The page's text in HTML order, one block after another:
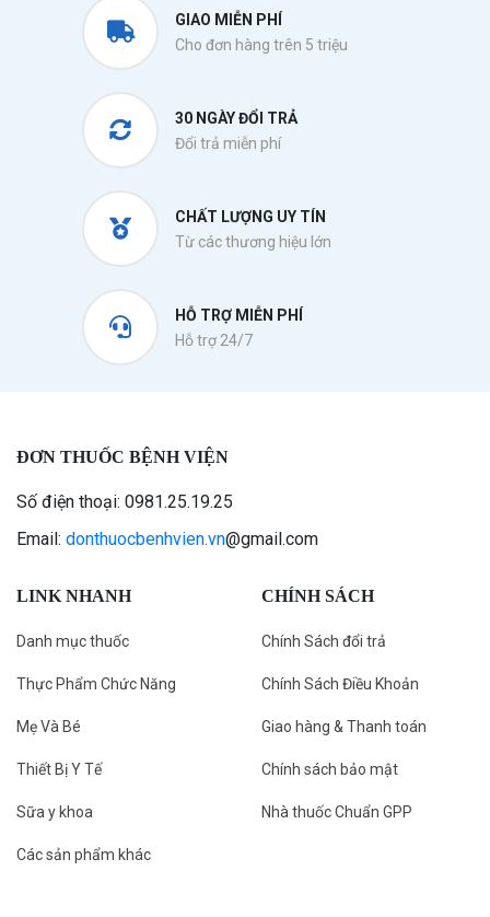
GIAO MIỄN PHÍ
Cho đơn hàng trên 5 triệu
30 NGÀY ĐỔI TRẢ
Đổi trả miễn phí
CHẤT LƯỢNG UY TÍN
Từ các thương hiệu lớn
HỖ TRỢ MIỄN PHÍ
Hỗ trợ 24/7
ĐƠN THUỐC BỆNH VIỆN
Số điện thoại: 0981.25.19.25
Email: donthuocbenhvien.vn@gmail.com
LINK NHANH
Danh mục thuốc
Thực Phẩm Chức Năng
Mẹ Và Bé
Thiết Bị Y Tế
Sữa y khoa
Các sản phẩm khác
CHÍNH SÁCH
Chính Sách đổi trả
Chính Sách Điều Khoản
Giao hàng & Thanh toán
Chính sách bảo mật
Nhà thuốc Chuẩn GPP